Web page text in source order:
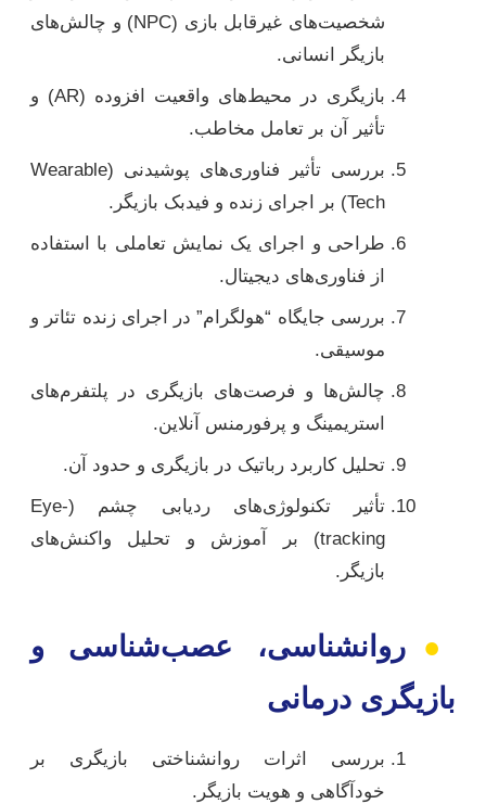
شخصیت‌های غیرقابل بازی (NPC) و چالش‌های
بازیگر انسانی.
بازیگری در محیط‌های واقعیت افزوده (AR) و
تأثیر آن بر تعامل مخاطب.
بررسی تأثیر فناوری‌های پوشیدنی (Wearable
Tech) بر اجرای زنده و فیدبک بازیگر.
طراحی و اجرای یک نمایش تعاملی با استفاده
از فناوری‌های دیجیتال.
بررسی جایگاه “هولگرام” در اجرای زنده تئاتر و
موسیقی.
چالش‌ها و فرصت‌های بازیگری در پلتفرم‌های
استریمینگ و پرفورمنس آنلاین.
تحلیل کاربرد رباتیک در بازیگری و حدود آن.
تأثیر تکنولوژی‌های ردیابی چشم (Eye-
tracking) بر آموزش و تحلیل واکنش‌های
بازیگر.
● روانشناسی، عصب‌شناسی و
بازیگری درمانی
بررسی اثرات روانشناختی بازیگری بر
خودآگاهی و هویت بازیگر.